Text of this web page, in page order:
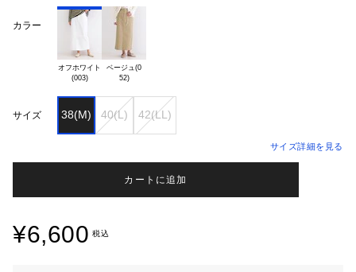
カラー
オフホワイト
(003)
ベージュ(0
52)
サイズ 38(M) 40(L) 42(LL)
サイズ詳細を見る
カートに追加
¥6,600 税込